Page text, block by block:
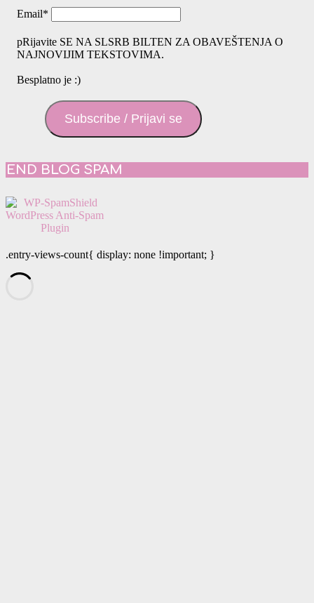
Email*
pRijavite SE NA SLSRB BILTEN ZA OBAVEŠTENJA O
NAJNOVIJIM TEKSTOVIMA.
Besplatno je :)
Subscribe / Prijavi se
END BLOG SPAM
.entry-views-count{ display: none !important; }